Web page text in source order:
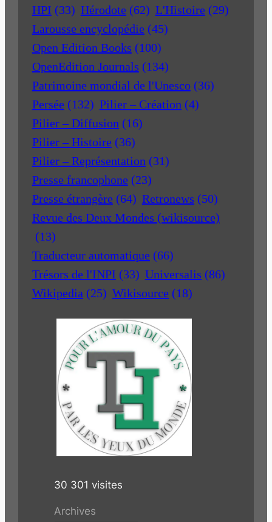
HPI (33) Hérodote (62) L'Histoire (29)
Larousse encyclopédie (45)
Open Edition Books (100)
OpenEdition Journals (134)
Patrimoine mondial de l'Unesco (36)
Persée (132) Pilier – Création (4)
Pilier – Diffusion (16)
Pilier – Histoire (36)
Pilier – Représentation (31)
Presse francophone (23)
Presse étrangère (64) Retronews (50)
Revue des Deux Mondes (wikisource)
(13)
Traducteur automatique (66)
Trésors de l'INPI (33) Universalis (86)
Wikipedia (25) Wikisource (18)
30 301 visites
Archives